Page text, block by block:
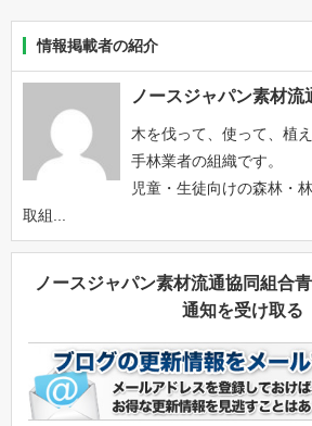
情報掲載者の紹介
ノースジャパン素材
木を伐って、使って、植
手林業者の組織です。
児童・生徒向けの森林・
取組...
ノースジャパン素材流通協同組合
通知を受け取る